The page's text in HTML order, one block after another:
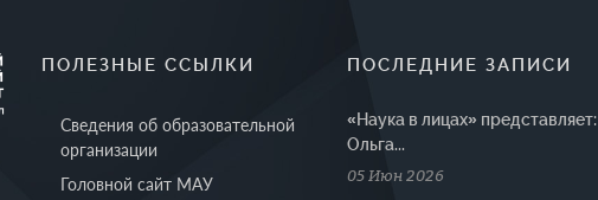
ПОЛЕЗНЫЕ ССЫЛКИ
Сведения об образовательной
организации
Головной сайт МАУ
ПОСЛЕДНИЕ ЗАПИСИ
«Наука в лицах» представляет:
Ольга...
05 Июн 2026